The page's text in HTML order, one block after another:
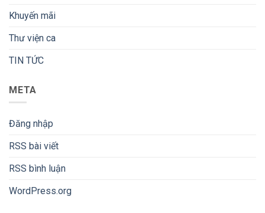
Khuyến mãi
Thư viện ca
TIN TỨC
META
Đăng nhập
RSS bài viết
RSS bình luận
WordPress.org